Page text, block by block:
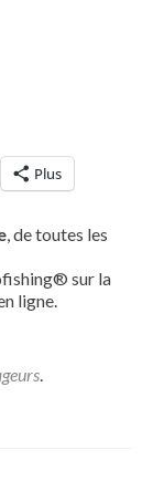
Plus
, de toutes les
sur la
ligne.